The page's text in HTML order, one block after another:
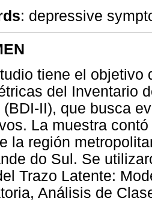
: depressive
tiene el objetivo
del Inventario
(BDI-II), que busca
La muestra
la región
do Sul. Se
Trazo Latente:
Análisis de